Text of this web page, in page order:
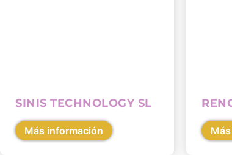
SINIS TECHNOLOGY SL
Más información